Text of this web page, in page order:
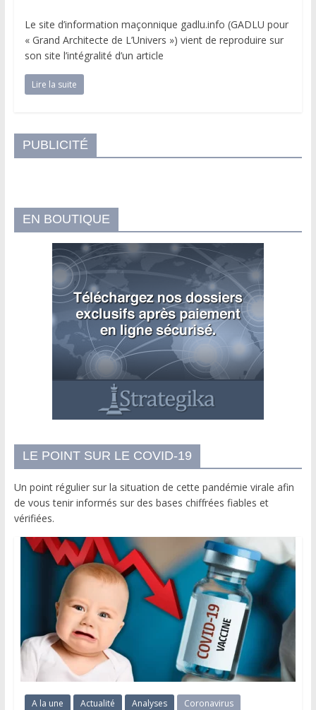
Le site d’information maçonnique gadlu.info (GADLU pour
« Grand Architecte de L’Univers ») vient de reproduire sur
son site l’intégralité d’un article
Lire la suite
PUBLICITÉ
EN BOUTIQUE
LE POINT SUR LE COVID-19
Un point régulier sur la situation de cette pandémie virale afin
de vous tenir informés sur des bases chiffrées fiables et
vérifiées.
A la une Actualité Analyses Coronavirus